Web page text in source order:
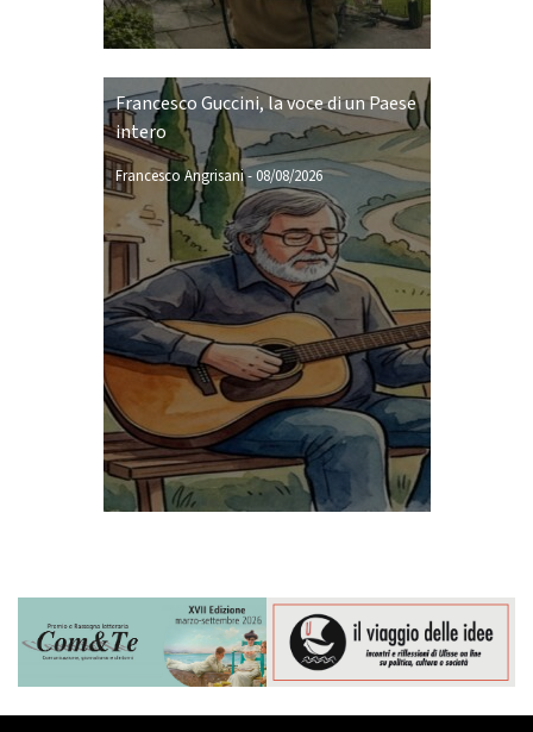
Francesco Guccini, la voce di un Paese
intero
Francesco Angrisani-08/08/2026